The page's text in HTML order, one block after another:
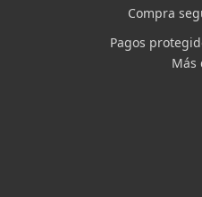
Compra
Pagos
Más